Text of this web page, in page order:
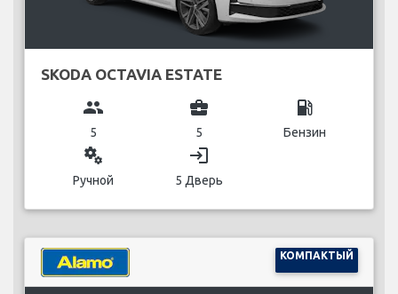
SKODA OCTAVIA ESTATE
group
5
business_center
5
local_gas_station
Бензин
miscellaneous_services
Ручной
login
5 Дверь
КОМПАКТЫЙ